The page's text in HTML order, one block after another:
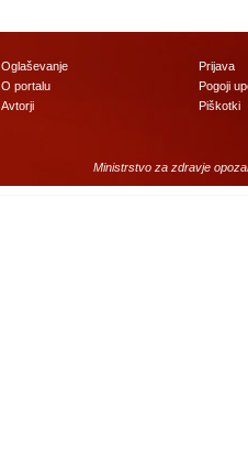
Oglaševanje
O portalu
Avtorji
Prijava
Pogoji
Piškotki
Ministrstvo za zdravje